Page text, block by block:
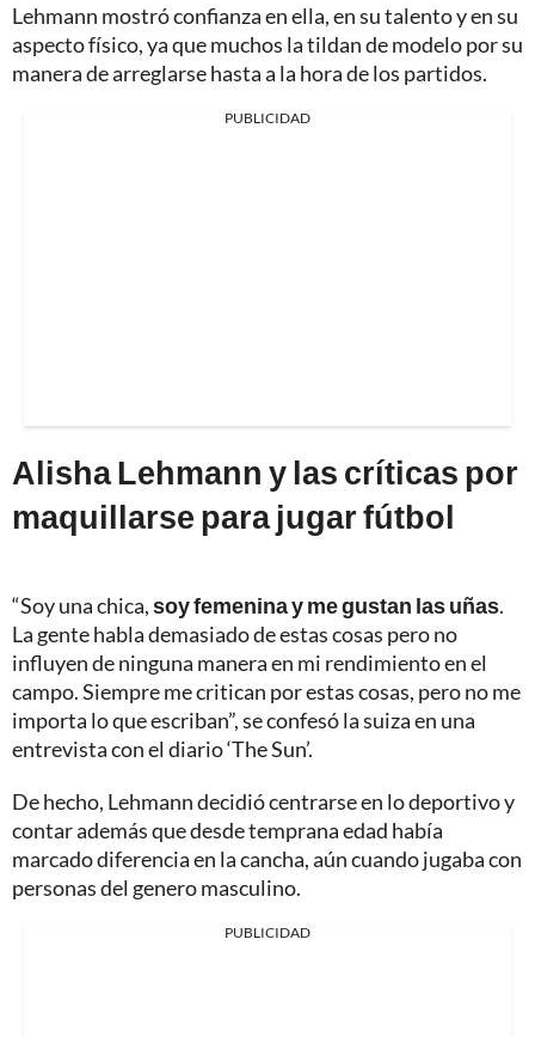
Lehmann mostró confianza en ella, en su talento y en su
aspecto físico, ya que muchos la tildan de modelo por su
manera de arreglarse hasta a la hora de los partidos.
PUBLICIDAD
Alisha Lehmann y las críticas por
maquillarse para jugar fútbol
“Soy una chica,soy femenina y me gustan las uñas.
La gente habla demasiado de estas cosas pero no
influyen de ninguna manera en mi rendimiento en el
campo. Siempre me critican por estas cosas, pero no me
importa lo que escriban”, se confesó la suiza en una
entrevista con el diario ‘The Sun’.
De hecho, Lehmann decidió centrarse en lo deportivo y
contar además que desde temprana edad había
marcado diferencia en la cancha, aún cuando jugaba con
personas del genero masculino.
PUBLICIDAD